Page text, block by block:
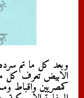
وبعد كل ما تم
الابيض تعرف كل
كمصريين واقباط